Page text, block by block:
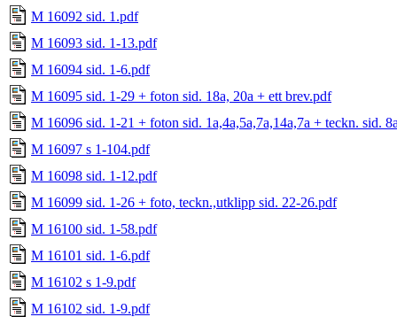
M 16092 sid. 1.pdf
M 16093 sid. 1-13.pdf
M 16094 sid. 1-6.pdf
M 16095 sid. 1-29 + foton sid. 18a, 20a + ett brev.pdf
M 16096 sid. 1-21 + foton sid. 1a,4a,5a,7a,14a,7a + teckn. sid.
M 16097 s 1-104.pdf
M 16098 sid. 1-12.pdf
M 16099 sid. 1-26 + foto, teckn.,utklipp sid. 22-26.pdf
M 16100 sid. 1-58.pdf
M 16101 sid. 1-6.pdf
M 16102 s 1-9.pdf
M 16102 sid. 1-9.pdf